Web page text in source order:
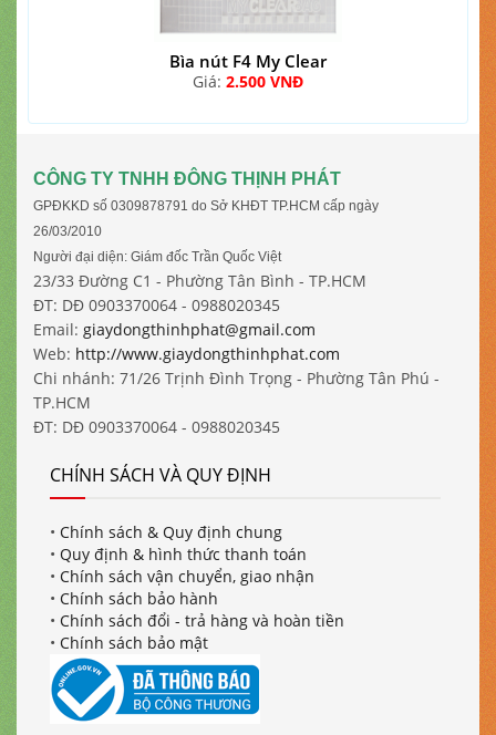
Bìa nút F4 My Clear
Giá: 2.500 VNĐ
CÔNG TY TNHH ĐÔNG THỊNH PHÁT
GPĐKKD số 0309878791 do Sở KHĐT TP.HCM cấp ngày
26/03/2010
Người đại diện: Giám đốc Trần Quốc Việt
23/33 Đường C1 - Phường Tân Bình - TP.HCM
ĐT: DĐ 0903370064 - 0988020345
Email: giaydongthinhphat@gmail.com
Web: http://www.giaydongthinhphat.com
Chi nhánh: 71/26 Trịnh Đình Trọng - Phường Tân Phú -
TP.HCM
ĐT: DĐ 0903370064 - 0988020345
CHÍNH SÁCH VÀ QUY ĐỊNH
• Chính sách & Quy định chung
• Quy định & hình thức thanh toán
• Chính sách vận chuyển, giao nhận
• Chính sách bảo hành
• Chính sách đổi - trả hàng và hoàn tiền
• Chính sách bảo mật